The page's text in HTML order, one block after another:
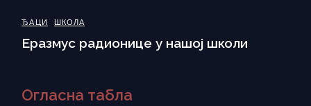
ЂАЦИ ШКОЛА
Еразмус радионице у нашој школи
Огласна табла